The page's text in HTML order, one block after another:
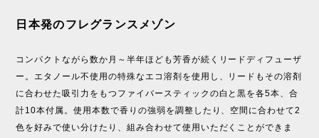
日本発のフレグランスメゾン
コンパクトながら数か月～半年ほども芳香が続くリードディフューザ
ー。エタノール不使用の特殊なエコ溶剤を使用し、リードもその溶剤
に合わせた吸引力をもつファイバースティックの白と黒を各5本、合
計10本付属。使用本数で香りの強弱を調整したり、空間に合わせて2
色を好みで使い分けたり、組み合わせて使用いただくことができま